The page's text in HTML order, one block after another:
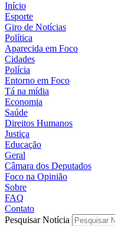
Início
Esporte
Giro de Notícias
Política
Aparecida em Foco
Cidades
Polícia
Entorno em Foco
Tá na mídia
Economia
Saúde
Direitos Humanos
Justiça
Educação
Geral
Câmara dos Deputados
Foco na Opinião
Sobre
FAQ
Contato
Pesquisar Notícia